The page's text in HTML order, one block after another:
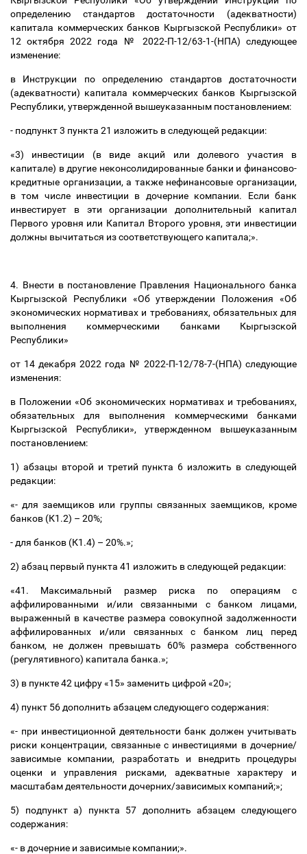
определению стандартов достаточности (адекватности)
капитала коммерческих банков Кыргызской Республики» от
12 октября 2022 года № 2022-П-12/63-1-(НПА) следующее
изменение:
в Инструкции по определению стандартов достаточности
(адекватности) капитала коммерческих банков Кыргызской
Республики, утвержденной вышеуказанным постановлением:
- подпункт 3 пункта 21 изложить в следующей редакции:
«3) инвестиции (в виде акций или долевого участия в
капитале) в другие неконсолидированные банки и финансово-
кредитные организации, а также нефинансовые организации,
в том числе инвестиции в дочерние компании. Если банк
инвестирует в эти организации дополнительный капитал
Первого уровня или Капитал Второго уровня, эти инвестиции
должны вычитаться из соответствующего капитала;».
4. Внести в постановление Правления Национального банка
Кыргызской Республики «Об утверждении Положения «Об
экономических нормативах и требованиях, обязательных для
выполнения коммерческими банками Кыргызской
Республики»
от 14 декабря 2022 года № 2022-П-12/78-7-(НПА) следующие
изменения:
в Положении «Об экономических нормативах и требованиях,
обязательных для выполнения коммерческими банками
Кыргызской Республики», утвержденном вышеуказанным
постановлением:
1) абзацы второй и третий пункта 6 изложить в следующей
редакции:
«- для заемщиков или группы связанных заемщиков, кроме
банков (К1.2) – 20%;
- для банков (К1.4) – 20%.»;
2) абзац первый пункта 41 изложить в следующей редакции:
«41. Максимальный размер риска по операциям с
аффилированными и/или связанными с банком лицами,
выраженный в качестве размера совокупной задолженности
аффилированных и/или связанных с банком лиц перед
банком, не должен превышать 60% размера собственного
(регулятивного) капитала банка.»;
3) в пункте 42 цифру «15» заменить цифрой «20»;
4) пункт 56 дополнить абзацем следующего содержания:
«- при инвестиционной деятельности банк должен учитывать
риски концентрации, связанные с инвестициями в дочерние/
зависимые компании, разработать и внедрить процедуры
оценки и управления рисками, адекватные характеру и
масштабам деятельности дочерних/зависимых компаний;»;
5) подпункт а) пункта 57 дополнить абзацем следующего
содержания:
«- в дочерние и зависимые компании;».